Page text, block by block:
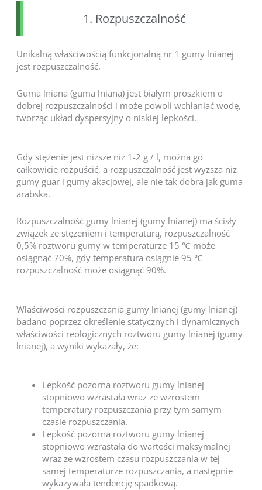
1. Rozpuszczalność
Unikalną właściwością funkcjonalną nr 1 gumy lnianej
jest rozpuszczalność.
Guma lniana (guma lniana) jest białym proszkiem o
dobrej rozpuszczalności i może powoli wchłaniać wodę,
tworząc układ dyspersyjny o niskiej lepkości.
Gdy stężenie jest niższe niż 1-2 g / l, można go
całkowicie rozpuścić, a rozpuszczalność jest wyższa niż
gumy guar i gumy akacjowej, ale nie tak dobra jak guma
arabska.
Rozpuszczalność gumy lnianej (gumy lnianej) ma ścisły
związek ze stężeniem i temperaturą, rozpuszczalność
0,5% roztworu gumy w temperaturze 15 ℃ może
osiągnąć 70%, gdy temperatura osiągnie 95 ℃
rozpuszczalność może osiągnąć 90%.
Właściwości rozpuszczania gumy lnianej (gumy lnianej)
badano poprzez określenie statycznych i dynamicznych
właściwości reologicznych roztworu gumy lnianej (gumy
lnianej), a wyniki wykazały, że:
Lepkość pozorna roztworu gumy lnianej
stopniowo wzrastała wraz ze wzrostem
temperatury rozpuszczania przy tym samym
czasie rozpuszczania.
Lepkość pozorna roztworu gumy lnianej
stopniowo wzrastała do wartości maksymalnej
wraz ze wzrostem czasu rozpuszczania w tej
samej temperaturze rozpuszczania, a następnie
wykazywała tendencję spadkową.